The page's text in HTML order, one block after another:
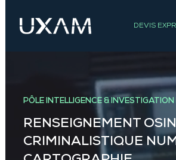
contenu
DEVIS
PÔLE INTELLIGENCE & INVESTIGATION
RENSEIGNEMENT
CRIMINALISTIQUE